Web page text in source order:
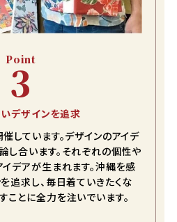
Point
3
デザインを追求
しています。デザインのアイデ
し合います。それぞれの個性や
デアが生まれます。沖縄を感
追求し、毎日着ていきたくな
とに全力を注いでいます。